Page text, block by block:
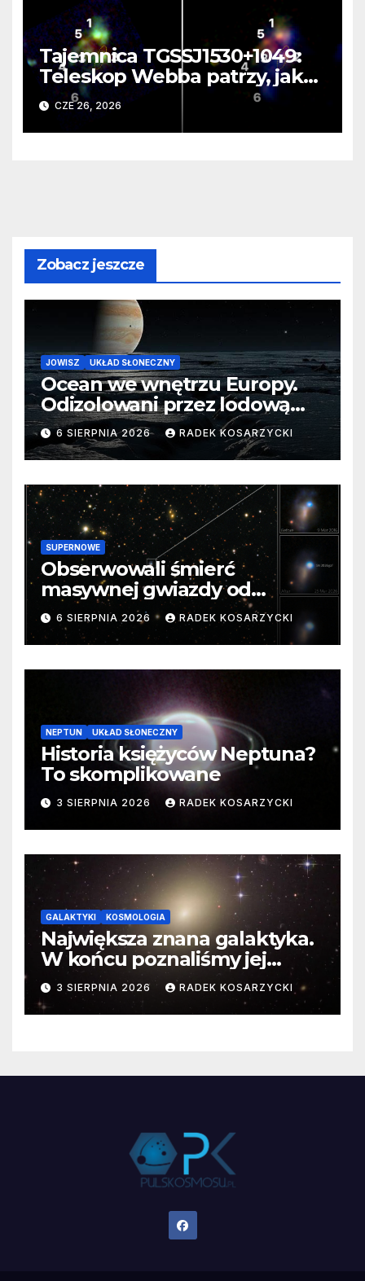
Tajemnica TGSSJ1530+1049:
Teleskop Webba patrzy, jak
rodzi się supergalaktyka i
monstrualna czarna dziura
CZE 26, 2026
Zobacz jeszcze
JOWISZ UKŁAD SŁONECZNY
Ocean we wnętrzu Europy.
Odizolowani przez lodową
barierę
6 SIERPNIA 2026 RADEK KOSARZYCKI
SUPERNOWE
Obserwowali śmierć
masywnej gwiazdy od
samego początku. Niezwykle
cenne dane
6 SIERPNIA 2026 RADEK KOSARZYCKI
NEPTUN UKŁAD SŁONECZNY
Historia księżyców Neptuna?
To skomplikowane
3 SIERPNIA 2026 RADEK KOSARZYCKI
GALAKTYKI KOSMOLOGIA
Największa znana galaktyka.
W końcu poznaliśmy jej
faktyczne wymiary
3 SIERPNIA 2026 RADEK KOSARZYCKI